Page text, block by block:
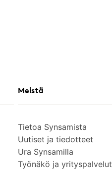
Meistä
Tietoa Synsamista
Uutiset ja tiedotteet
Ura Synsamilla
Työnäkö ja yrityspalvelut